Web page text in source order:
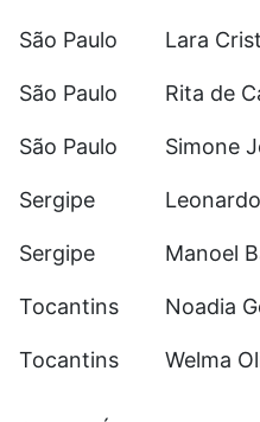
São Paulo Lara
São Paulo Rita de
São Paulo Simone
Sergipe
Sergipe Manoel
Tocantins Noadia
Tocantins Welma